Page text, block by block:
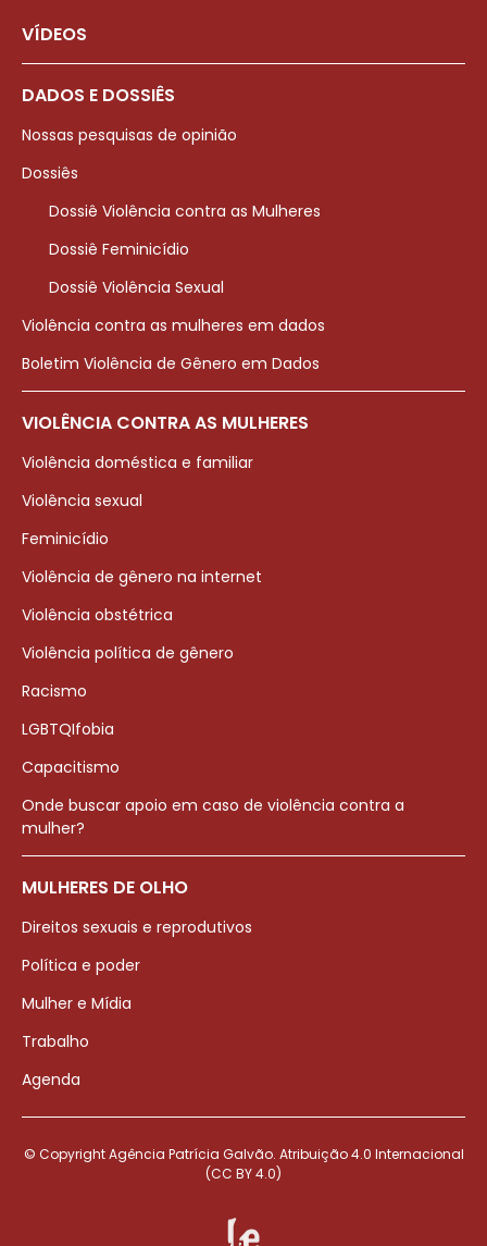
VÍDEOS
DADOS E DOSSIÊS
Nossas pesquisas de opinião
Dossiês
Dossiê Violência contra as Mulheres
Dossiê Feminicídio
Dossiê Violência Sexual
Violência contra as mulheres em dados
Boletim Violência de Gênero em Dados
VIOLÊNCIA CONTRA AS MULHERES
Violência doméstica e familiar
Violência sexual
Feminicídio
Violência de gênero na internet
Violência obstétrica
Violência política de gênero
Racismo
LGBTQIfobia
Capacitismo
Onde buscar apoio em caso de violência contra a
mulher?
MULHERES DE OLHO
Direitos sexuais e reprodutivos
Política e poder
Mulher e Mídia
Trabalho
Agenda
© Copyright Agência Patrícia Galvão. Atribuição 4.0 Internacional
(CC BY 4.0)